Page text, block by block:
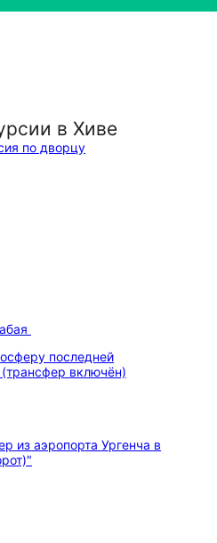
в Хиве
последней
включён)